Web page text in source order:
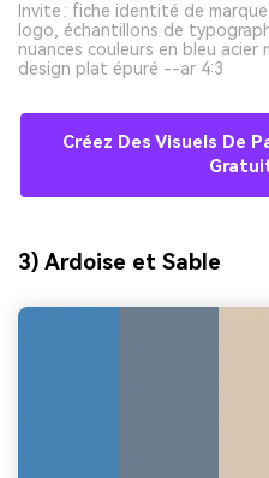
Invite : fiche identité de
logo, échantillons de
nuances couleurs en bleu acier
design plat épuré --ar 4:3
Créez Des Visuels De
3) Ardoise et Sable